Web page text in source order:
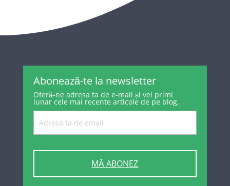
Abonează-te la newsletter
Oferă-ne adresa ta de e-mail și vei primi
lunar cele mai recente articole de pe blog.
MĂ ABONEZ